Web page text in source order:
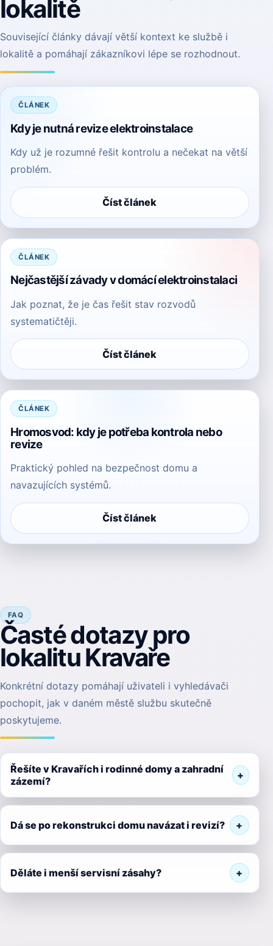
lokalitě
Související články dávají větší kontext ke službě i
lokalitě a pomáhají zákazníkovi lépe se rozhodnout.
ČLÁNEK
Kdy je nutná revize elektroinstalace
Kdy už je rozumné řešit kontrolu a nečekat na větší
problém.
Číst článek
ČLÁNEK
Nejčastější závady v domácí elektroinstalaci
Jak poznat, že je čas řešit stav rozvodů
systematičtěji.
Číst článek
ČLÁNEK
Hromosvod: kdy je potřeba kontrola nebo
revize
Praktický pohled na bezpečnost domu a
navazujících systémů.
Číst článek
FAQ
Časté dotazy pro
lokalitu Kravaře
Konkrétní dotazy pomáhají uživateli i vyhledávači
pochopit, jak v daném městě službu skutečně
poskytujeme.
Řešíte v Kravařích i rodinné domy a zahradní
zázemí?
Dá se po rekonstrukci domu navázat i revizí?
Děláte i menší servisní zásahy?